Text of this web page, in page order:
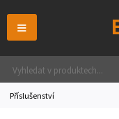
≡
Příslušenství